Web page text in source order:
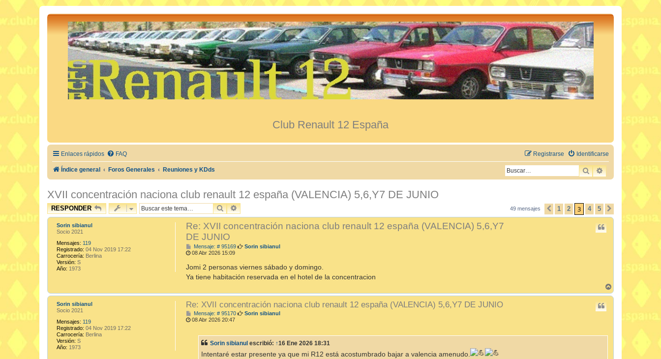
Club Renault 12 España
Enlaces rápidos FAQ Identificarse
Registrarse
Índice general Foros Generales Reuniones y KDds BUSCARBÚSQUEDA
XVII concentración naciona club renault 12 españa (VALENCIA) 5,6,Y7 DE JUNIO
RESPONDER BUSCARBÚSQUEDA AVANZADA 49 mensajes ANTERIOR
1 2 3 4 5
Sorin sibianul
Socio 2021
Mensajes: 119
Registrado: 04 Nov 2019 17:22
Carrocería: Berlina
Versión: S
Año: 1973
Re: XVII concentración naciona club renault 12 españa (VALENCIA) 5,6,Y7
DE JUNIO
Mensaje: # 95169M
s
a
j
Sorin sibianul
08 Abr 2026 15:09
Jomi 2 personas viernes sábado y domingo.
Ya tiene habitación reservada en el hotel de la concentracion
r
r
Sorin sibianul
Socio 2021
Mensajes: 119
Registrado: 04 Nov 2019 17:22
Carrocería: Berlina
Versión: S
Año: 1973
Re: XVII concentración naciona club renault 12 españa (VALENCIA) 5,6,Y7 DE JUNIO
Mensaje: # 95170M
j
Sorin sibianul
08 Abr 2026 20:47
Sorin sibianul escribió: ↑16 Ene 2026 18:31
Intentaré estar presente ya que mi R12 está acostumbrado bajar a valencia amenudo.